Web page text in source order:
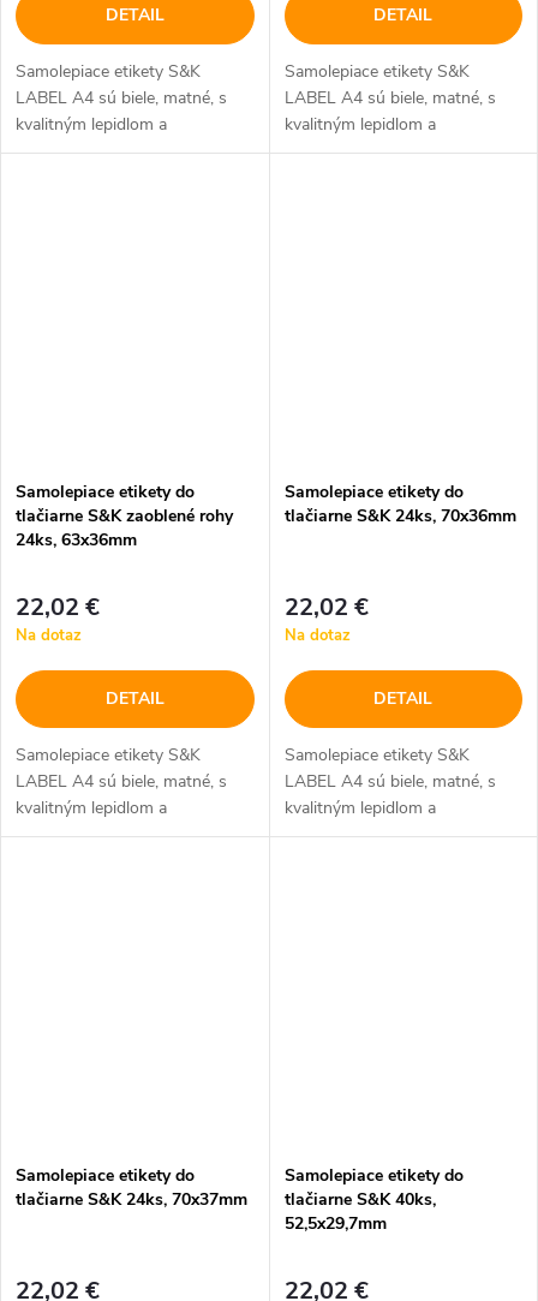
DETAIL
Samolepiace etikety S&K
LABEL A4 sú biele, matné, s
kvalitným lepidlom a
bezpečnostným okrajom
DETAIL
Samolepiace etikety S&K
LABEL A4 sú biele, matné, s
kvalitným lepidlom a
bezpečnostným okrajom
Samolepiace etikety do
tlačiarne S&K zaoblené rohy
24ks, 63x36mm
22,02 €
Na dotaz
DETAIL
Samolepiace etikety S&K
LABEL A4 sú biele, matné, s
kvalitným lepidlom a
bezpečnostným okrajom
Samolepiace etikety do
tlačiarne S&K 24ks, 70x36mm
22,02 €
Na dotaz
DETAIL
Samolepiace etikety S&K
LABEL A4 sú biele, matné, s
kvalitným lepidlom a
bezpečnostným okrajom
Samolepiace etikety do
tlačiarne S&K 24ks, 70x37mm
22,02 €
Samolepiace etikety do
tlačiarne S&K 40ks,
52,5x29,7mm
22,02 €